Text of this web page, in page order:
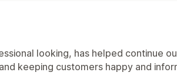
looking, has helped continue
keeping customers happy and